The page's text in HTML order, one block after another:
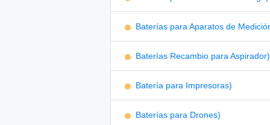
Baterías para Aparatos de
Baterías Recambio para Aspirador)
Batería para Impresoras)
Baterías para Drones)